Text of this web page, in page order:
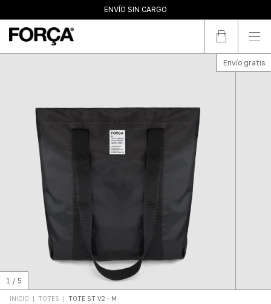
ENVÍO SIN CARGO
3 PAGOS SIN INTERÉS
Envío gratis
1 / 5
INICIO | TOTES | TOTE ST V2 - M